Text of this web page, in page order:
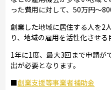
った費用に対して、50万円～
創業した地域に居住する人を2
り、地域の雇用を活性化させる
1年に1度、最大3回まで申請が
出が必要となります。
■創業支援等事業者補助金